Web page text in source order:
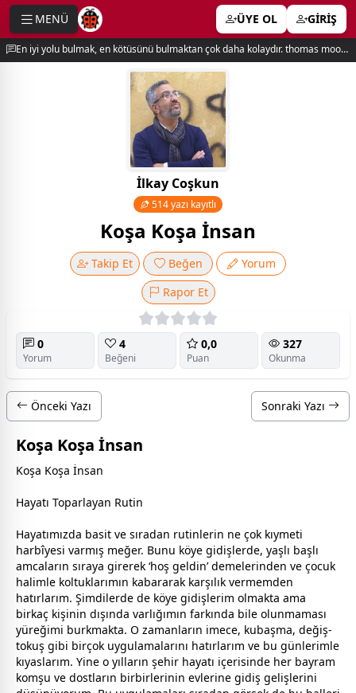
MENÜ ÜYE OL GİRİŞ
En iyi yolu bulmak, en kötüsünü bulmaktan çok daha kolaydır. thomas moore
İlkay Coşkun
514 yazı kayıtlı
Koşa Koşa İnsan
Takip Et Beğen
Yorum
Rapor Et
0
Yorum
4
Beğeni
0,0
Puan
327
Okunma
Önceki Yazı Sonraki Yazı
Koşa Koşa İnsan
Koşa Koşa İnsan
Hayatı Toparlayan Rutin
Hayatımızda basit ve sıradan rutinlerin ne çok kıymeti
harbîyesi varmış meğer. Bunu köye gidişlerde, yaşlı başlı
amcaların sıraya girerek ‘hoş geldin’ demelerinden ve çocuk
halimle koltuklarımın kabararak karşılık vermemden
hatırlarım. Şimdilerde de köye gidişlerim olmakta ama
birkaç kişinin dışında varlığımın farkında bile olunmaması
yüreğimi burkmakta. O zamanların imece, kubaşma, değiş-
tokuş gibi birçok uygulamalarını hatırlarım ve bu günlerimle
kıyaslarım. Yine o yılların şehir hayatı içerisinde her bayram
komşu ve dostların birbirlerinin evlerine gidiş gelişlerini
menu